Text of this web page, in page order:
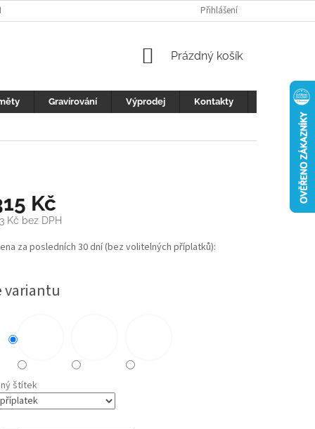
REKLAMACE
Přihlášení
NÁKUPNÍ
Prázdný košík
Gravírování Výprodej Kontakty
Kč
Kč bez DPH
za posledních 30 dní (bez volitelných příplatků):
variantu
štítek